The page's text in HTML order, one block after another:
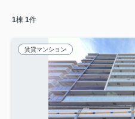
1棟 1件
賃貸マンション